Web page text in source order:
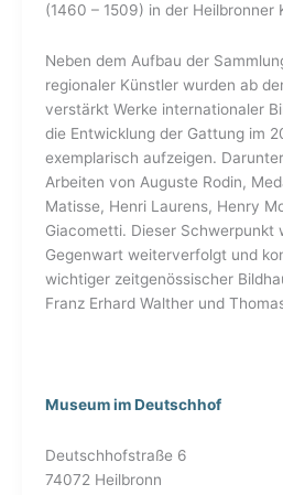
(1460 – 1509) in der Heilbronner
Neben dem Aufbau der
regionaler Künstler wurden ab
verstärkt Werke internationaler
die Entwicklung der Gattung im
exemplarisch aufzeigen.
Arbeiten von Auguste Rodin,
Matisse, Henri Laurens, Henry
Giacometti. Dieser Schwerpunkt
Gegenwart weiterverfolgt und
wichtiger zeitgenössischer
Franz Erhard Walther und
Museum im Deutschhof
Deutschhofstraße 6
74072 Heilbronn